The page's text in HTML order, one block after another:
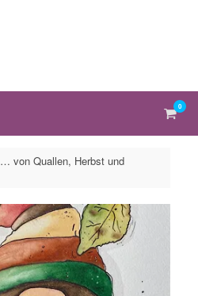
0
… von Quallen, Herbst und